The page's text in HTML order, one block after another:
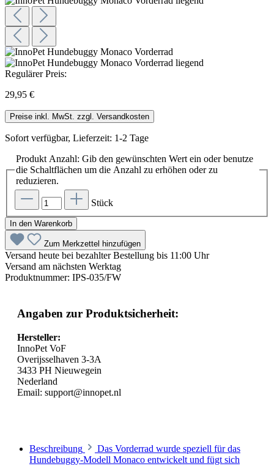
Regulärer Preis:
29,95 €
Preise inkl. MwSt. zzgl. Versandkosten
Sofort verfügbar, Lieferzeit: 1-2 Tage
Produkt Anzahl: Gib den gewünschten Wert ein oder benutze
die Schaltflächen um die Anzahl zu erhöhen oder zu
reduzieren.
Stück
In den Warenkorb
Zum Merkzettel hinzufügen
Versand heute bei bezahlter Bestellung bis 11:00 Uhr
Versand am nächsten Werktag
Produktnummer: IPS-035/FW
Angaben zur Produktsicherheit:
Hersteller:
InnoPet VoF
Overijsselhaven 3-3A
3433 PH Nieuwegein
Nederland
Email: support@innopet.nl
Beschreibung
Das Vorderrad wurde speziell für das
Hundebuggy-Modell Monaco entwickelt und fügt sich